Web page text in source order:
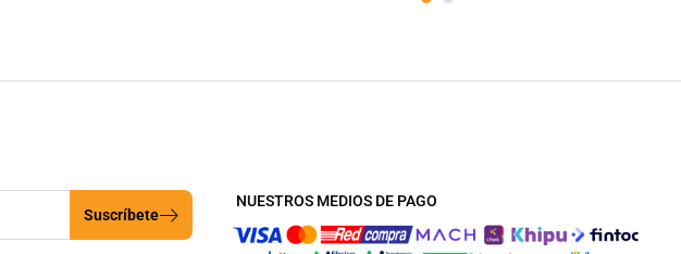
Suscríbete
NUESTROS MEDIOS DE PAGO